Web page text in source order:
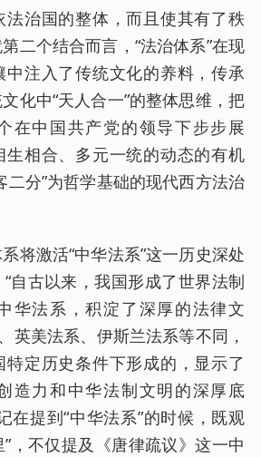
法治国的整体，而且使其有了秩
二个结合而言，“法治体系”在现
注入了传统文化的养料，传承
化中“天人合一”的整体思维，把
在中国共产党的领导下步步展
生相合、多元一统的动态的有机
二分”为哲学基础的现代西方法治
将激活“中华法系”这一历史深处
自古以来，我国形成了世界法制
华法系，积淀了深厚的法律文
英美法系、伊斯兰法系等不同，
特定历史条件下形成的，显示了
造力和中华法制文明的深厚底
在提到“中华法系”的时候，既观
”，不仅提及《唐律疏议》这一中